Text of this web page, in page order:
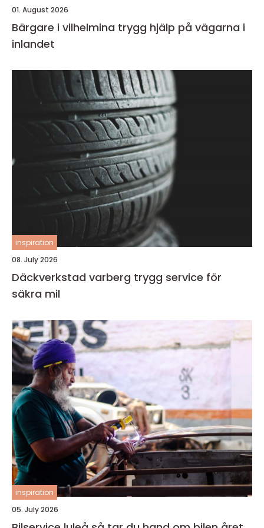
01. August 2026
Bärgare i vilhelmina trygg hjälp på vägarna i
inlandet
inspiration
08. July 2026
Däckverkstad varberg trygg service för
säkra mil
inspiration
05. July 2026